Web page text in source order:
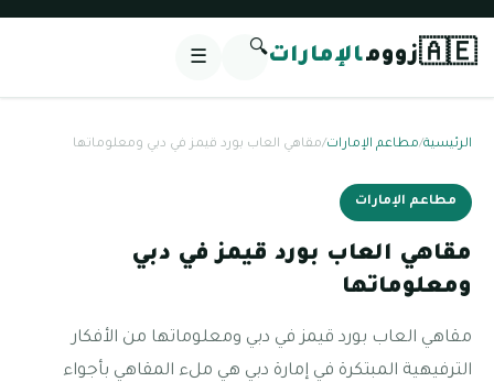
🇦🇪زوومالإمارات🔍
☰
الرئيسية/مطاعم الإمارات/مقاهي العاب بورد قيمز في دبي ومعلوماتها
مطاعم الإمارات
مقاهي العاب بورد قيمز في دبي
ومعلوماتها
مقاهي العاب بورد قيمز في دبي ومعلوماتها من الأفكار
الترفيهية المبتكرة في إمارة دبي هي ملء المقاهي بأجواء